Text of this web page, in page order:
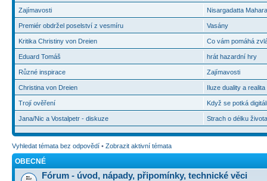
Zajímavosti
Premiér obdržel poselství z vesmíru
Kritika Christiny von Dreien
Eduard Tomáš
Různé inspirace
Christina von Dreien
Trojí ověření
Jana/Nic a Vostalpetr - diskuze
Nisargadatta
Vasány
Co vám pomáhá
hrát hazardní hry
Zajímavosti
Iluze duality a
Když se potká
Strach o délku
Vyhledat témata bez odpovědí • Zobrazit aktivní témata
OBECNÉ
Fórum - úvod, nápady, připomínky, technické věci